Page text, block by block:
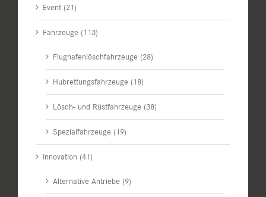
Event (21)
Fahrzeuge (113)
Flughafenlöschfahrzeuge (28)
Hubrettungsfahrzeuge (18)
Lösch- und Rüstfahrzeuge (38)
Spezialfahrzeuge (19)
Innovation (41)
Alternative Antriebe (9)